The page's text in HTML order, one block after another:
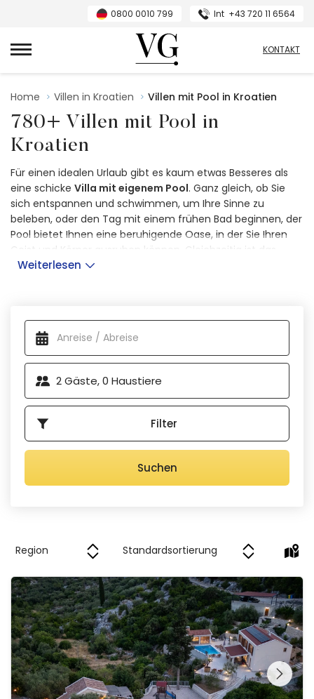
0800 0010 799 Int +43 720 11 6564
VillasGuide
KONTAKT
Home Villen in Kroatien Villen mit Pool in Kroatien
780+ Villen mit Pool in
Kroatien
Für einen idealen Urlaub gibt es kaum etwas Besseres als
eine schicke Villa mit eigenem Pool. Ganz gleich, ob Sie
sich entspannen und schwimmen, um Ihre Sinne zu
beleben, oder den Tag mit einem frühen Bad beginnen, der
Pool bietet Ihnen eine beruhigende Oase, in der Sie Ihren
Geist und Körper ausruhen können. Gleichzeitig ist das
Schwimmbad der ideale Ort für fröhliches
zurückkehren.
Aus unserer Kollektion können Sie die Art und Größe des
Pools wählen, die Sie bevorzugen. Neben den Standardpools
können Sie sich auch für einen
beheizten Poolentscheiden. Sie können auch einenPool
mit Hydromassagedüsen
für ein einzigartiges Schwimmerlebnis wählen. Kinder
werdendie Sprinkleranlagen und Rutschenlieben, und
wenn Sie außerhalb der Sommermonate Urlaub machen
inspirieren zu lassen.
Weiterlesen
Verfügbare Unterkünfte
2Gäste,0 Haustiere
Filter
Suchen
Villa Ivka
Schauen Sie sich die
gesamte Galerie